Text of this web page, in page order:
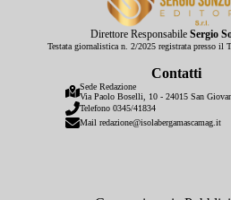
Direttore Responsabile Sergio
Testata giornalistica n. 2/2025 registrata presso il
Contatti
Sede Redazione
Via Paolo Boselli, 10 - 24015 San
Telefono 0345/41834
Mail redazione@isolabergamascamag.it